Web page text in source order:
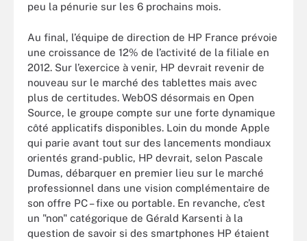
peu la pénurie sur les 6 prochains mois.
Au final, l’équipe de direction de HP France prévoie
une croissance de 12% de l’activité de la filiale en
2012. Sur l’exercice à venir, HP devrait revenir de
nouveau sur le marché des tablettes mais avec
plus de certitudes. WebOS désormais en Open
Source, le groupe compte sur une forte dynamique
côté applicatifs disponibles. Loin du monde Apple
qui parie avant tout sur des lancements mondiaux
orientés grand-public, HP devrait, selon Pascale
Dumas, débarquer en premier lieu sur le marché
professionnel dans une vision complémentaire de
son offre PC – fixe ou portable. En revanche, c’est
un "non" catégorique de Gérald Karsenti à la
question de savoir si des smartphones HP étaient